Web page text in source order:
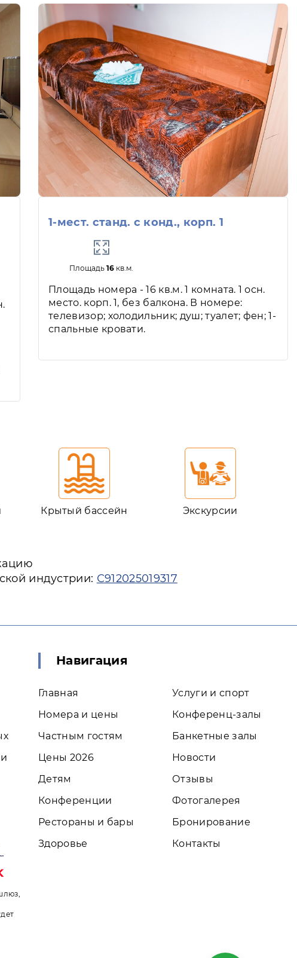
1-мест. станд. с конд., корп. 1
Площадь16 кв.м.
Площадь номера - 16 кв.м. 1 комната. 1 осн.
место. корп. 1, без балкона. В номере:
телевизор; холодильник; душ; туалет; фен; 1-
спальные кровати.
Крытый бассейн Экскурсии
индустрии: С912025019317
Навигация
Главная
Номера и цены
Частным гостям
Цены 2026
Детям
Конференции
Рестораны и бары
Здоровье
Услуги и спорт
Конференц-залы
Банкетные залы
Новости
Отзывы
Фотогалерея
Бронирование
Контакты